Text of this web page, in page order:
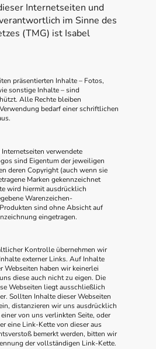
Internetseiten und
im Sinne des
(TMG) ist Isabel
präsentierten Inhalte – Fotos,
sonstige Inhalte – sind
Alle Rechte bleiben
bedarf einer schriftlichen
verwendete
sind Eigentum der jeweiligen
deren Copyright (auch wenn sie
Marken gekennzeichnet
wird hiermit ausdrücklich
Warenzeichen-
sind ohne Absicht auf
eingetragen.
Kontrolle übernehmen wir
externer Links. Auf Inhalte
Webseiten haben wir keinerlei
diese auch nicht zu eigen. Die
Webseiten liegt ausschließlich
Sollten Inhalte dieser Webseiten
distanzieren wir uns ausdrücklich
von uns verlinkten Seite, oder
eine Link-Kette von dieser aus
bemerkt werden, bitten wir
der vollständigen Link-Kette.